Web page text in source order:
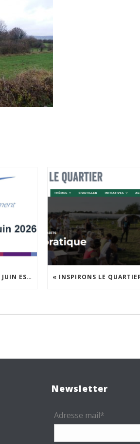
NOTRE NEWSLETTER DE JUIN EST EN LIGNE !
Newsletter
Adresse mail*